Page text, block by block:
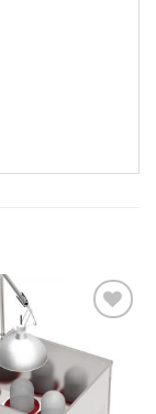
a la
lista de
deseos